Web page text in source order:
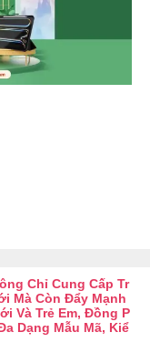
Chỉ Cung Cấp Tr
Mà Còn Đẩy Mạnh
Và Trẻ Em, Đồng P
Dạng Mẫu Mã, Kiể